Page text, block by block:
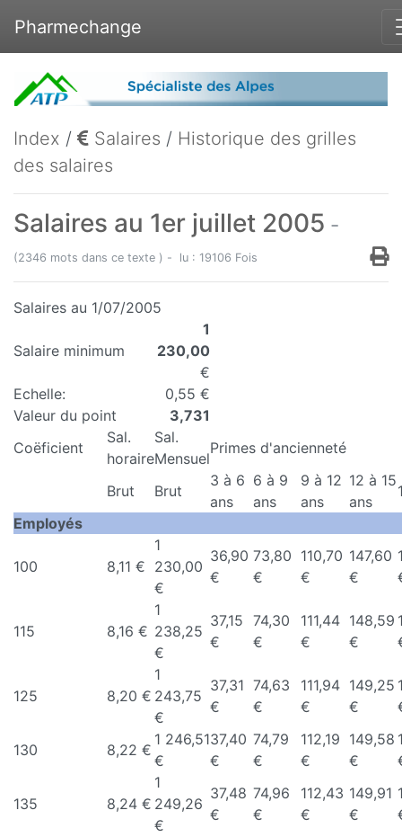
Pharmechange
Index / Salaires / Historique des grilles
des salaires
Salaires au 1er juillet 2005 -
(2346 mots dans ce texte ) - lu : 19106 Fois
Salaires au 1/07/2005
Salaire minimum
1
230,00
€
Echelle:
0,55 €
Valeur du point
3,731
Coëficient
Sal.
horaire
Sal.
Mensuel
Primes d'ancienneté
Brut Brut
3 à 6
ans
6 à 9
ans
9 à 12
ans
12 à 15
ans
Employés
100 8,11 €
1
230,00
€
36,90
€
73,80
€
110,70
€
147,60
€
115 8,16 €
1
238,25
€
37,15
€
74,30
€
111,44
€
148,59
€
125 8,20 €
1
243,75
€
37,31
€
74,63
€
111,94
€
149,25
€
130 8,22 €
1 246,51
€
37,40
€
74,79
€
112,19
€
149,58
€
135 8,24 €
1
249,26
€
37,48
€
74,96
€
112,43
€
149,91
€